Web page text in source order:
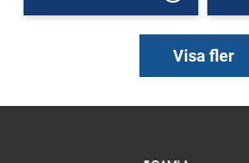
Visa fler